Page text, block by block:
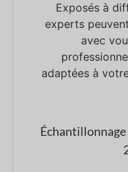
Exposés à
experts
avec
adaptées à
Échantillonnage